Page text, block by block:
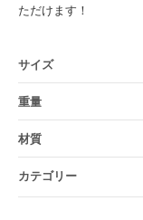
ただけます！